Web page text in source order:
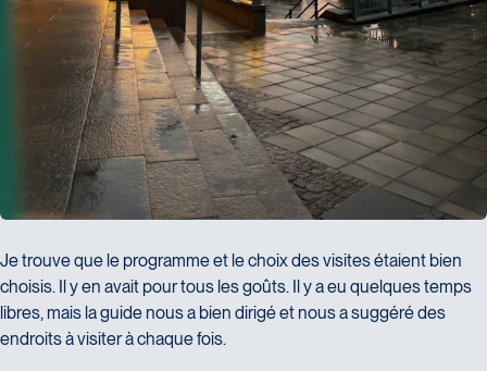
Je trouve que le programme et le choix des visites étaient bien
choisis. Il y en avait pour tous les goûts. Il y a eu quelques temps
libres, mais la guide nous a bien dirigé et nous a suggéré des
endroits à visiter à chaque fois.